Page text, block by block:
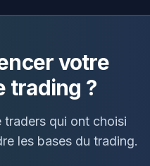
votre
trading ?
traders qui ont choisi
les bases du trading.